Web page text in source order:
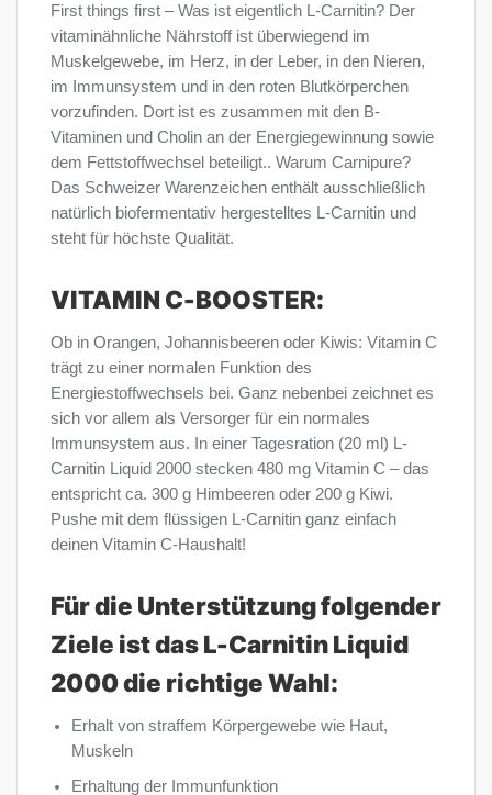
First things first – Was ist eigentlich L-Carnitin? Der
vitaminähnliche Nährstoff ist überwiegend im
Muskelgewebe, im Herz, in der Leber, in den Nieren,
im Immunsystem und in den roten Blutkörperchen
vorzufinden. Dort ist es zusammen mit den B-
Vitaminen und Cholin an der Energiegewinnung sowie
dem Fettstoffwechsel beteiligt.. Warum Carnipure?
Das Schweizer Warenzeichen enthält ausschließlich
natürlich biofermentativ hergestelltes L-Carnitin und
steht für höchste Qualität.
VITAMIN C-BOOSTER:
Ob in Orangen, Johannisbeeren oder Kiwis: Vitamin C
trägt zu einer normalen Funktion des
Energiestoffwechsels bei. Ganz nebenbei zeichnet es
sich vor allem als Versorger für ein normales
Immunsystem aus. In einer Tagesration (20 ml) L-
Carnitin Liquid 2000 stecken 480 mg Vitamin C – das
entspricht ca. 300 g Himbeeren oder 200 g Kiwi.
Pushe mit dem flüssigen L-Carnitin ganz einfach
deinen Vitamin C-Haushalt!
Für die Unterstützung folgender
Ziele ist das L-Carnitin Liquid
2000 die richtige Wahl:
Erhalt von straffem Körpergewebe wie Haut,
Muskeln
Erhaltung der Immunfunktion